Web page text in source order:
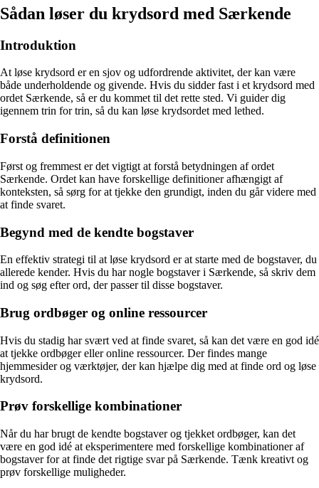
Sådan løser du krydsord med Særkende
Introduktion
At løse krydsord er en sjov og udfordrende aktivitet, der kan være
både underholdende og givende. Hvis du sidder fast i et krydsord med
ordet Særkende, så er du kommet til det rette sted. Vi guider dig
igennem trin for trin, så du kan løse krydsordet med lethed.
Forstå definitionen
Først og fremmest er det vigtigt at forstå betydningen af ordet
Særkende. Ordet kan have forskellige definitioner afhængigt af
konteksten, så sørg for at tjekke den grundigt, inden du går videre med
at finde svaret.
Begynd med de kendte bogstaver
En effektiv strategi til at løse krydsord er at starte med de bogstaver, du
allerede kender. Hvis du har nogle bogstaver i Særkende, så skriv dem
ind og søg efter ord, der passer til disse bogstaver.
Brug ordbøger og online ressourcer
Hvis du stadig har svært ved at finde svaret, så kan det være en god idé
at tjekke ordbøger eller online ressourcer. Der findes mange
hjemmesider og værktøjer, der kan hjælpe dig med at finde ord og løse
krydsord.
Prøv forskellige kombinationer
Når du har brugt de kendte bogstaver og tjekket ordbøger, kan det
være en god idé at eksperimentere med forskellige kombinationer af
bogstaver for at finde det rigtige svar på Særkende. Tænk kreativt og
prøv forskellige muligheder.